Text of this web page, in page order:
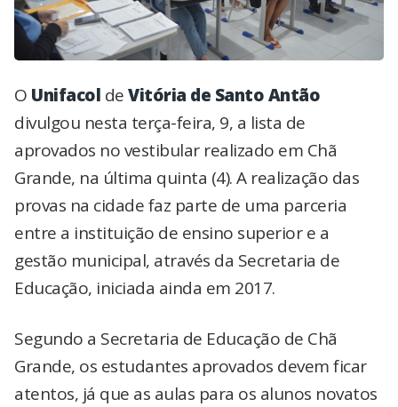
O Unifacol deVitória de Santo Antão
divulgou nesta terça-feira, 9, a lista de
aprovados no vestibular realizado em Chã
Grande, na última quinta (4). A realização das
provas na cidade faz parte de uma parceria
entre a instituição de ensino superior e a
gestão municipal, através da Secretaria de
Educação, iniciada ainda em 2017.
Segundo a Secretaria de Educação de Chã
Grande, os estudantes aprovados devem ficar
atentos, já que as aulas para os alunos novatos